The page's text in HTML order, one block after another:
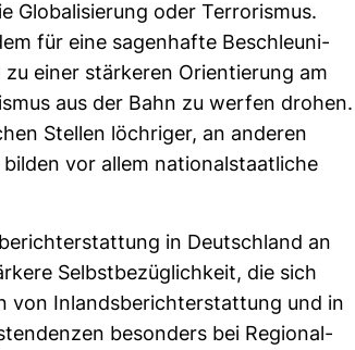
Glo­ba­li­sie­rung oder Ter­ro­rismus.
für eine sagen­hafte Beschleu­ni­
einer stär­keren Ori­en­tie­rung am
aus der Bahn zu werfen drohen.
Stellen löch­riger, an anderen
vor allem natio­nal­staat­liche
in Deutsch­land an
Selbst­be­züg­lich­keit, die sich
von Inlands­be­richt­erstat­tung und in
beson­ders bei Regio­nal­